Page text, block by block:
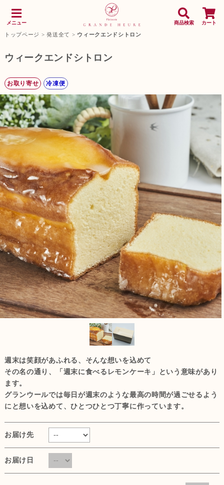
メニュー 商品検索 カート
トップページ >発送全て > ウィークエンドシトロン
ウィークエンドシトロン
お取り寄せ 冷凍便
週末は笑顔があふれる、そんな想いを込めて
その名の通り、「週末に食べるレモンケーキ」という意味があり
ます。
グランウールでは毎日が週末のような最高の時間が過ごせるよう
にと想いを込めて、ひとつひとつ丁寧に作っています。
お届け先
お届け日